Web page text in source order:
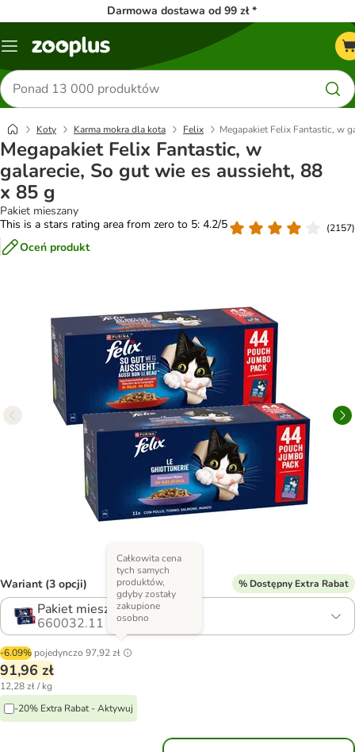
Darmowa dostawa od 99 zł *
Menu
Szukaj
produktów
Koty Karma mokra dla kota Felix Megapakiet Felix Fantastic, w
Megapakiet Felix Fantastic, w
galarecie, So gut wie es aussieht, 88
x 85 g
Pakiet mieszany
This is a stars rating area from zero to 5: 4.2/5
(2157)
Oceń produkt
Wariant (3 opcji) % Dostępny Extra Rabat
Pakiet mieszany
660032.11
-6.09% pojedynczo 97,92 zł
Całkowita cena
tych samych
produktów,
gdyby zostały
zakupione
osobno
91,96 zł
12,28 zł / kg
-20% Extra Rabat - Aktywuj